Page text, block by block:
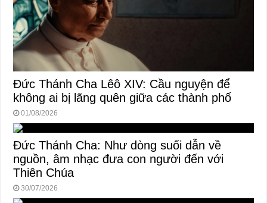
Đức Thánh Cha Lêô XIV: Cầu nguyện để
không ai bị lãng quên giữa các thành phố
01/08/2026
Đức Thánh Cha: Như dòng suối dẫn về
nguồn, âm nhạc đưa con người đến với
Thiên Chúa
30/07/2026